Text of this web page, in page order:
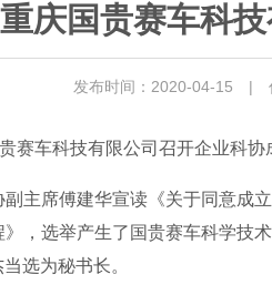
重庆国贵赛车科
发布时间：2020-04-15 |
赛车科技有限公司召开企业科
主席傅建华宣读《关于同意成
，选举产生了国贵赛车科学技
选为秘书长。